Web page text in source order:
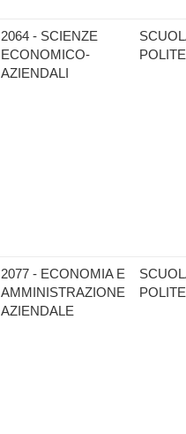
2064 - SCIENZE
ECONOMICO-
AZIENDALI
2077 - ECONOMIA E
AMMINISTRAZIONE
AZIENDALE